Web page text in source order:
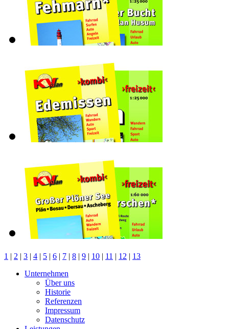
1 | 2 | 3 | 4 | 5 | 6 | 7 | 8 | 9 | 10 | 11 | 12 | 13
Unternehmen
Über uns
Historie
Referenzen
Impressum
Datenschutz